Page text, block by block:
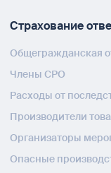
Страхование
Общегражданская
Члены СРО
Расходы от
Производители
Организаторы
Опасные